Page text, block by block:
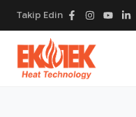
Takip Edin